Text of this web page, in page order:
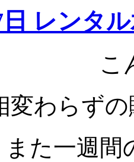
日 レンタ
こ
変わらず
また一週間